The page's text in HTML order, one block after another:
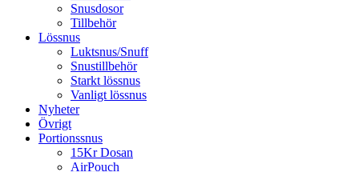
Snusdosor
Tillbehör
Lössnus
Luktsnus/Snuff
Snustillbehör
Starkt lössnus
Vanligt lössnus
Nyheter
Övrigt
Portionssnus
15Kr Dosan
AirPouch